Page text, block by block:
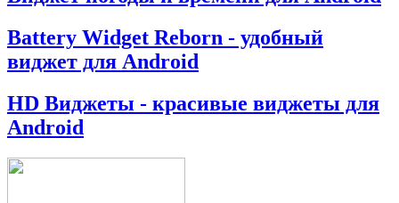
Battery Widget Reborn - удобный
виджет для Android
HD Виджеты - красивые виджеты для
Android